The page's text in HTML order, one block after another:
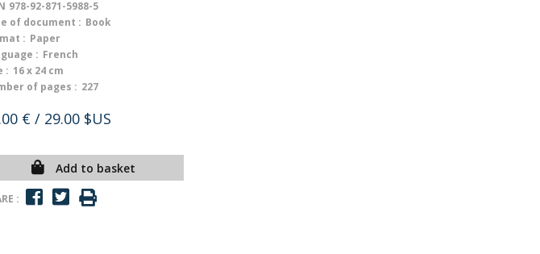
978-92-871-5988-5
of document : Book
: Paper
: French
: 16 x 24 cm
of pages : 227
€ / 29.00 $US
Add to basket
: